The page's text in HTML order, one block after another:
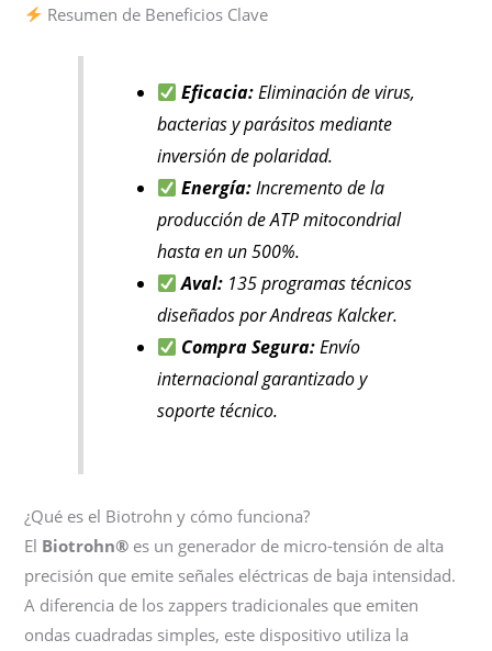
Resumen de Beneficios Clave
Eficacia:Eliminación de virus,
bacterias y parásitos mediante
inversión de polaridad.
Energía:Incremento de la
producción de ATP mitocondrial
hasta en un 500%.
Aval: 135 programas técnicos
diseñados por Andreas Kalcker.
Compra Segura:Envío
internacional garantizado y
soporte técnico.
¿Qué es el Biotrohn y cómo funciona?
El Biotrohn® es un generador de micro-tensión de alta
precisión que emite señales eléctricas de baja intensidad.
A diferencia de los zappers tradicionales que emiten
ondas cuadradas simples, este dispositivo utiliza la